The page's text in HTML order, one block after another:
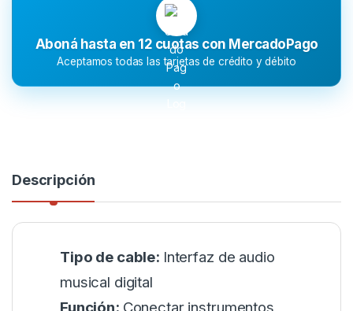
Aboná hasta en 12 cuotas con MercadoPago
Aceptamos todas las tarjetas de crédito y débito
Descripción
Tipo de cable: Interfaz de audio
musical digital
Función: Conectar instrumentos